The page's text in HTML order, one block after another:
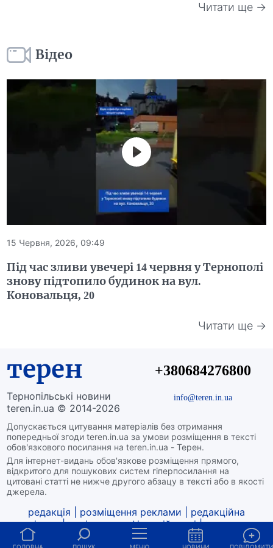
Читати ще →
Відео
15 Червня, 2026, 09:49
Під час зливи увечері 14 червня у Тернополі
знову підтопило будинок на вул.
Коновальця, 20
Читати ще →
терен
Тернопільські новини
teren.in.ua © 2014-2026
Допускається цитування матеріалів без отримання
попередньої згоди teren.in.ua за умови розміщення в тексті
обов'язкового посилання на teren.in.ua - Терен.
Для інтернет-видань обов'язкове розміщення прямого,
відкритого для пошукових систем гіперпосилання на
цитовані статті не нижче другого абзацу в тексті або в якості
джерела.
+380684276800
info@teren.in.ua
редакція розміщення реклами
редакційна
політика|політика конфіденційності|структура
власності|про нас